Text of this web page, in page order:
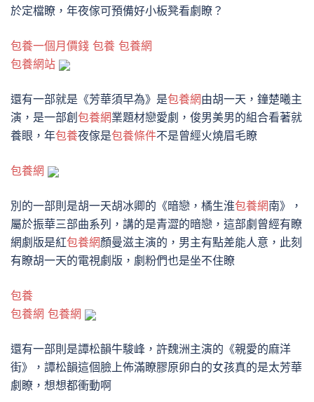
於定檔瞭，年夜傢可預備好小板凳看劇瞭？
包養一個月價錢 包養 包養網
包養網站
還有一部就是《芳華須早為》是包養網由胡一天，鐘楚曦主
演，是一部創 包養網業題材戀愛劇，俊男美男的組合看著就
養眼，年包養夜傢是包養條件不是曾經火燒眉毛瞭
包養網
別的一部則是胡一天胡冰卿的《暗戀，橘生淮包養網南》，
屬於振華三部曲系列，講的是青澀的暗戀，這部劇曾經有瞭
網劇版是紅包養網顏曼滋主演的，男主有點差能人意，此刻
有瞭胡一天的電視劇版，劇粉們也是坐不住瞭
包養
包養網 包養網
還有一部則是譚松韻牛駿峰，許魏洲主演的《親愛的麻洋
街》，譚松韻這個臉上佈滿瞭膠原卵白的女孩真的是太芳華
劇瞭，想想都衝動啊